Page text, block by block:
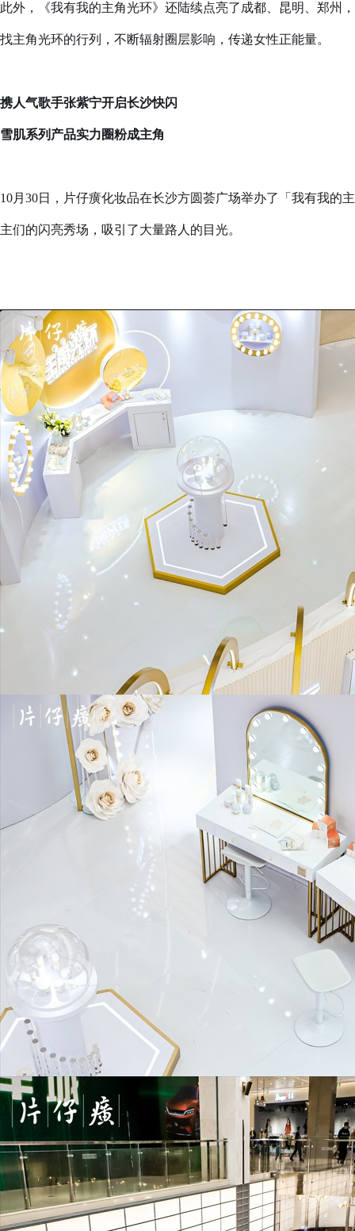
此外，《我有我的主角光环》还陆续点亮了成都、昆明、郑州
找主角光环的行列，不断辐射圈层影响，传递女性正能量。
携人气歌手张紫宁开启长沙快闪
雪肌系列产品实力圈粉成主角
10月30日，片仔癀化妆品在长沙方圆荟广场举办了「我有我的
主们的闪亮秀场，吸引了大量路人的目光。